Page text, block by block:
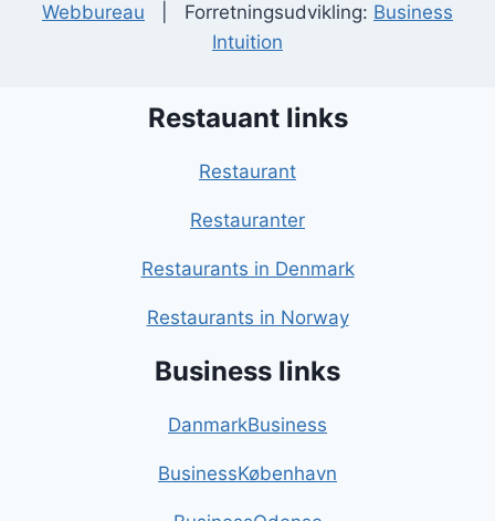
Webbureau | Forretningsudvikling: Business
Intuition
Restauant links
Restaurant
Restauranter
Restaurants in Denmark
Restaurants in Norway
Business links
DanmarkBusiness
BusinessKøbenhavn